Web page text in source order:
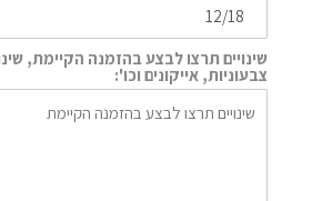
שינויים תרצו לבצע בהזמנה הקיימת,
צבעוניות, אייקונים וכו':